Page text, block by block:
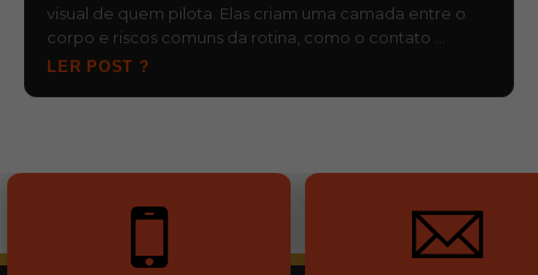
visual de quem pilota. Elas criam uma camada entre o
corpo e riscos comuns da rotina, como o contato …
LER POST ?